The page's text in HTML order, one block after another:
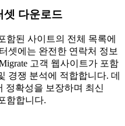
셋 다운로드
함된 사이트의 전체 목록에
셋에는 완전한 연락처 정보
고객 웹사이트가 포함
경쟁 분석에 적합합니다. 데
정확성을 보장하며 최신
함합니다.